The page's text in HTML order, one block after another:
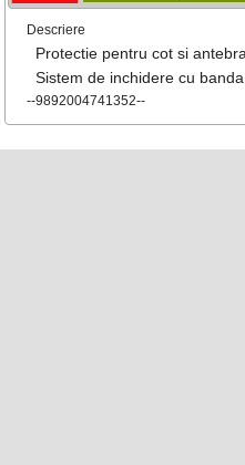
Descriere
Protectie pentru cot si
Sistem de inchidere cu
--9892004741352--